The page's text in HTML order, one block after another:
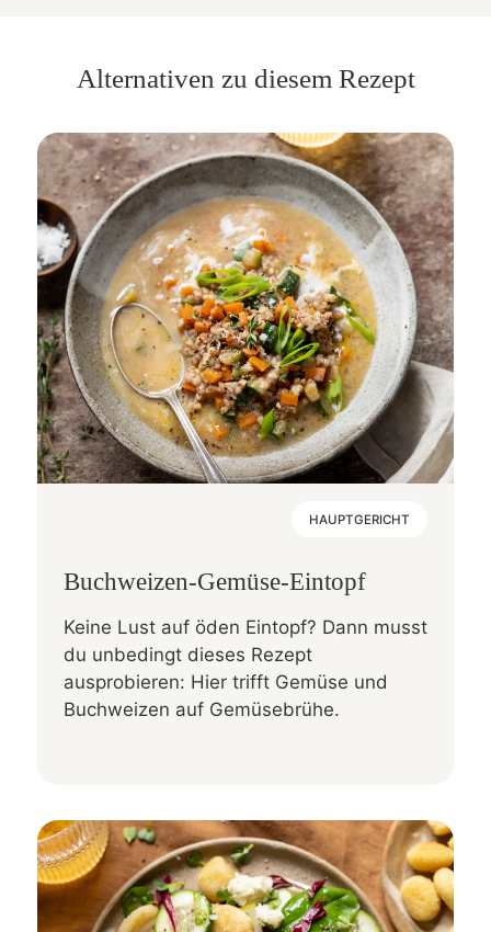
Alternativen zu diesem Rezept
HAUPTGERICHT
Buchweizen-Gemüse-Eintopf
Keine Lust auf öden Eintopf? Dann musst
du unbedingt dieses Rezept
ausprobieren: Hier trifft Gemüse und
Buchweizen auf Gemüsebrühe.